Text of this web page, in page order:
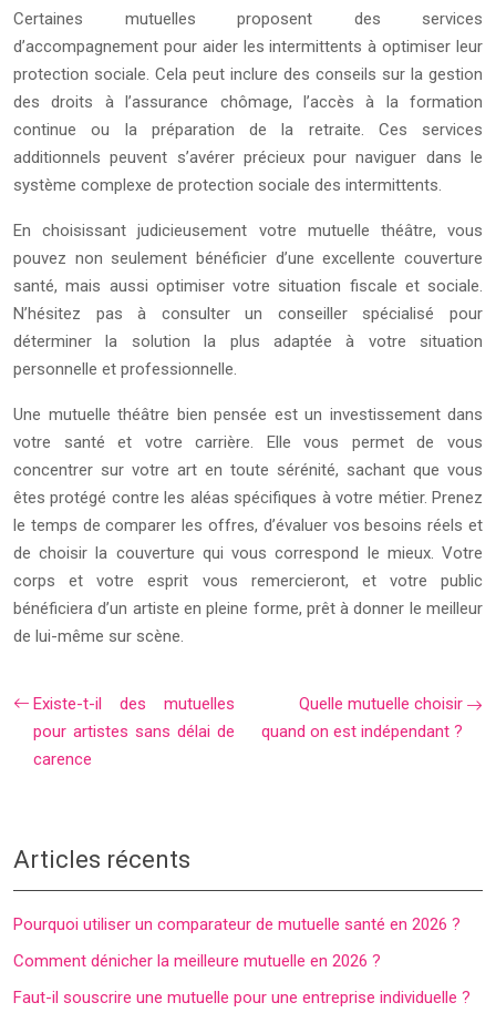
Certaines mutuelles proposent des services
d’accompagnement pour aider les intermittents à optimiser leur
protection sociale. Cela peut inclure des conseils sur la gestion
des droits à l’assurance chômage, l’accès à la formation
continue ou la préparation de la retraite. Ces services
additionnels peuvent s’avérer précieux pour naviguer dans le
système complexe de protection sociale des intermittents.
En choisissant judicieusement votre mutuelle théâtre, vous
pouvez non seulement bénéficier d’une excellente couverture
santé, mais aussi optimiser votre situation fiscale et sociale.
N’hésitez pas à consulter un conseiller spécialisé pour
déterminer la solution la plus adaptée à votre situation
personnelle et professionnelle.
Une mutuelle théâtre bien pensée est un investissement dans
votre santé et votre carrière. Elle vous permet de vous
concentrer sur votre art en toute sérénité, sachant que vous
êtes protégé contre les aléas spécifiques à votre métier. Prenez
le temps de comparer les offres, d’évaluer vos besoins réels et
de choisir la couverture qui vous correspond le mieux. Votre
corps et votre esprit vous remercieront, et votre public
bénéficiera d’un artiste en pleine forme, prêt à donner le meilleur
de lui-même sur scène.
Existe-t-il des mutuelles
pour artistes sans délai de
carence
Quelle mutuelle choisir
quand on est indépendant ?
Articles récents
Pourquoi utiliser un comparateur de mutuelle santé en 2026 ?
Comment dénicher la meilleure mutuelle en 2026 ?
Faut-il souscrire une mutuelle pour une entreprise individuelle ?